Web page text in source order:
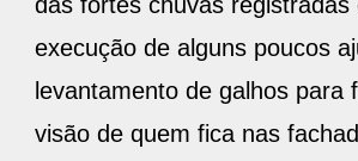
execução de alguns poucos
levantamento de galhos para
visão de quem fica nas